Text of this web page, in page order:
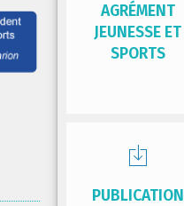
AGRÉMENT
JEUNESSE ET
SPORTS
PUBLICATION